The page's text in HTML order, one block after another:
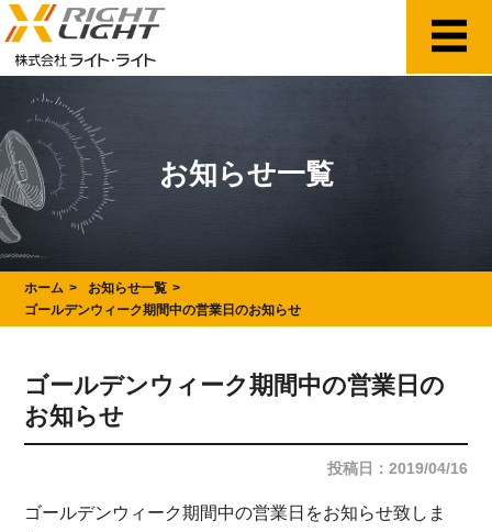
お知らせ一覧
ホーム
お知らせ一覧
ゴールデンウィーク期間中の営業日のお知らせ
ゴールデンウィーク期間中の営業日の
お知らせ
投稿日：2019/04/16
ゴールデンウィーク期間中の営業日をお知らせ致しま